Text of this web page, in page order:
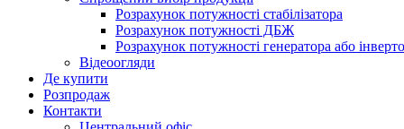
Розрахунок потужності стабілізатора
Розрахунок потужності ДБЖ
Розрахунок потужності генератора або
Відеоогляди
Де купити
Розпродаж
Контакти